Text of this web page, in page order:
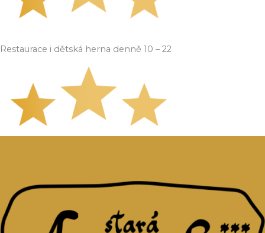
Restaurace i dětská herna denně 10 – 22